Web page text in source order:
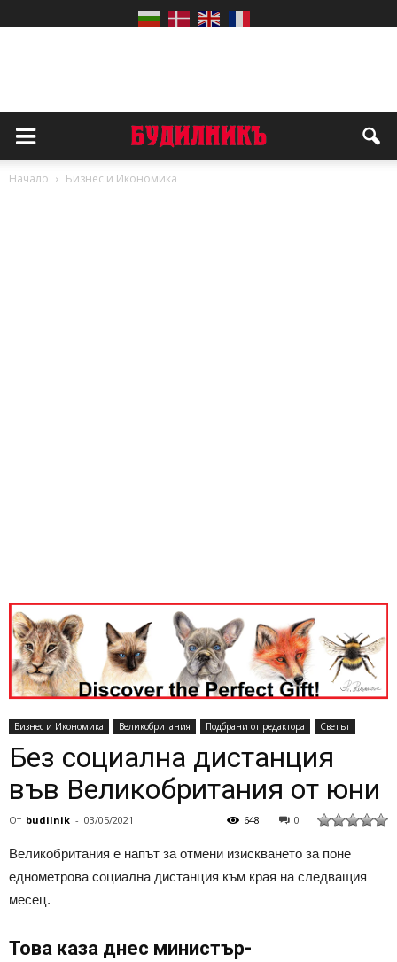
Начало Бизнес и Икономика
Бизнес и Икономика Великобритания Подбрани от редактора Светът
Без социална дистанция
във Великобритания от юни
От budilnik - 03/05/2021 0
648
Великобритания е напът за отмени изискването за поне
еднометрова социална дистанция към края на следващия
месец.
Това каза днес министър-